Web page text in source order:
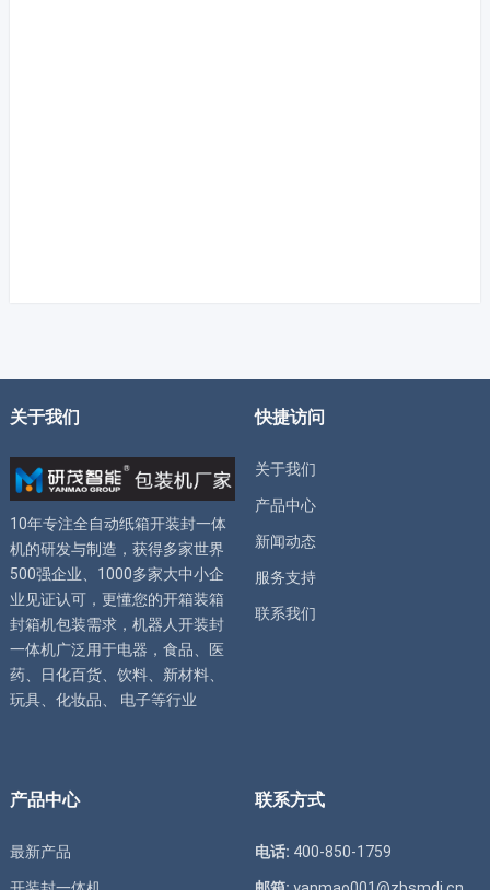
关于我们
10年专注全自动纸箱开装封一体
机的研发与制造，获得多家世界
500强企业、1000多家大中小企
业见证认可，更懂您的开箱装箱
封箱机包装需求， 机器人开装封
一体机广泛用于电器，食品、医
药、日化百货、饮料、新材料、
玩具、化妆品、 电子等行业
快捷访问
关于我们
产品中心
新闻动态
服务支持
联系我们
产品中心
最新产品
联系方式
电话: 400-850-1759